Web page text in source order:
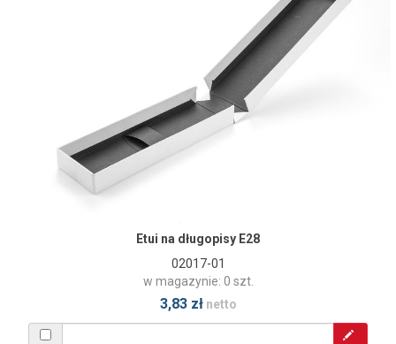
Etui na długopisy E28
02017-01
w magazynie: 0 szt.
3,83 złnetto